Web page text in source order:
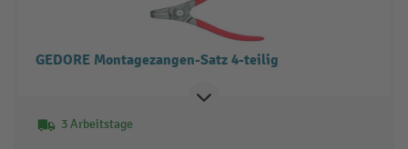
GEDORE Montagezangen-Satz 4-teilig
3 Arbeitstage